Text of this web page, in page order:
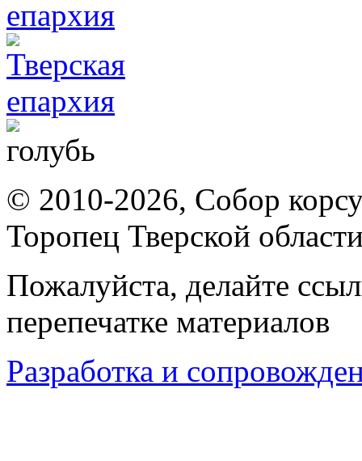
© 2010-2026, Собор
Торопец Тверской
Пожалуйста, делайте
перепечатке материалов
Разработка и